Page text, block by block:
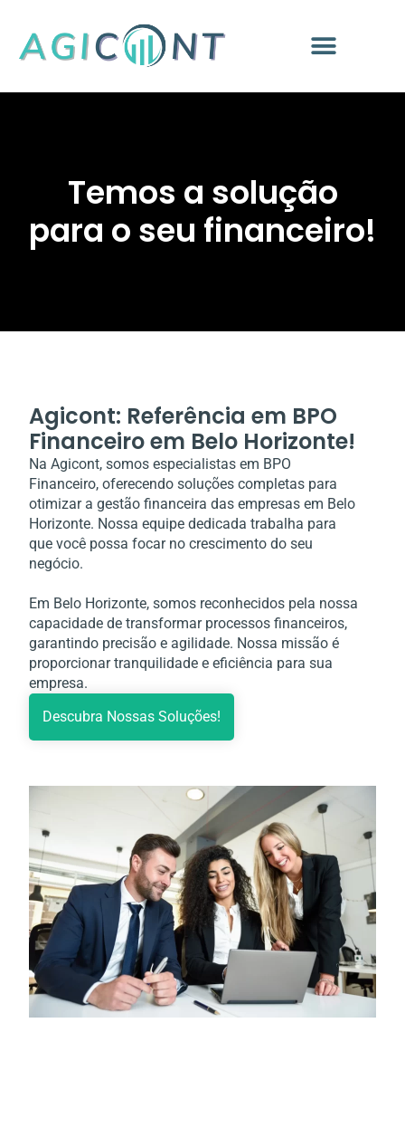
Temos a solução
para o seu financeiro!
Agicont: Referência em BPO
Financeiro em Belo Horizonte!
Na Agicont, somos especialistas em BPO
Financeiro, oferecendo soluções completas para
otimizar a gestão financeira das empresas em Belo
Horizonte. Nossa equipe dedicada trabalha para
que você possa focar no crescimento do seu
negócio.
Em Belo Horizonte, somos reconhecidos pela nossa
capacidade de transformar processos financeiros,
garantindo precisão e agilidade. Nossa missão é
proporcionar tranquilidade e eficiência para sua
empresa.
Descubra Nossas Soluções!